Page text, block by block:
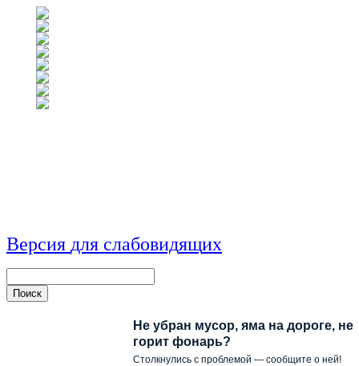
Версия для слабовидящих
Не убран мусор, яма на дороге, не
горит фонарь?
Столкнулись с проблемой — сообщите о ней!